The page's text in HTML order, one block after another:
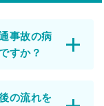
事故の病
すか？
の流れを